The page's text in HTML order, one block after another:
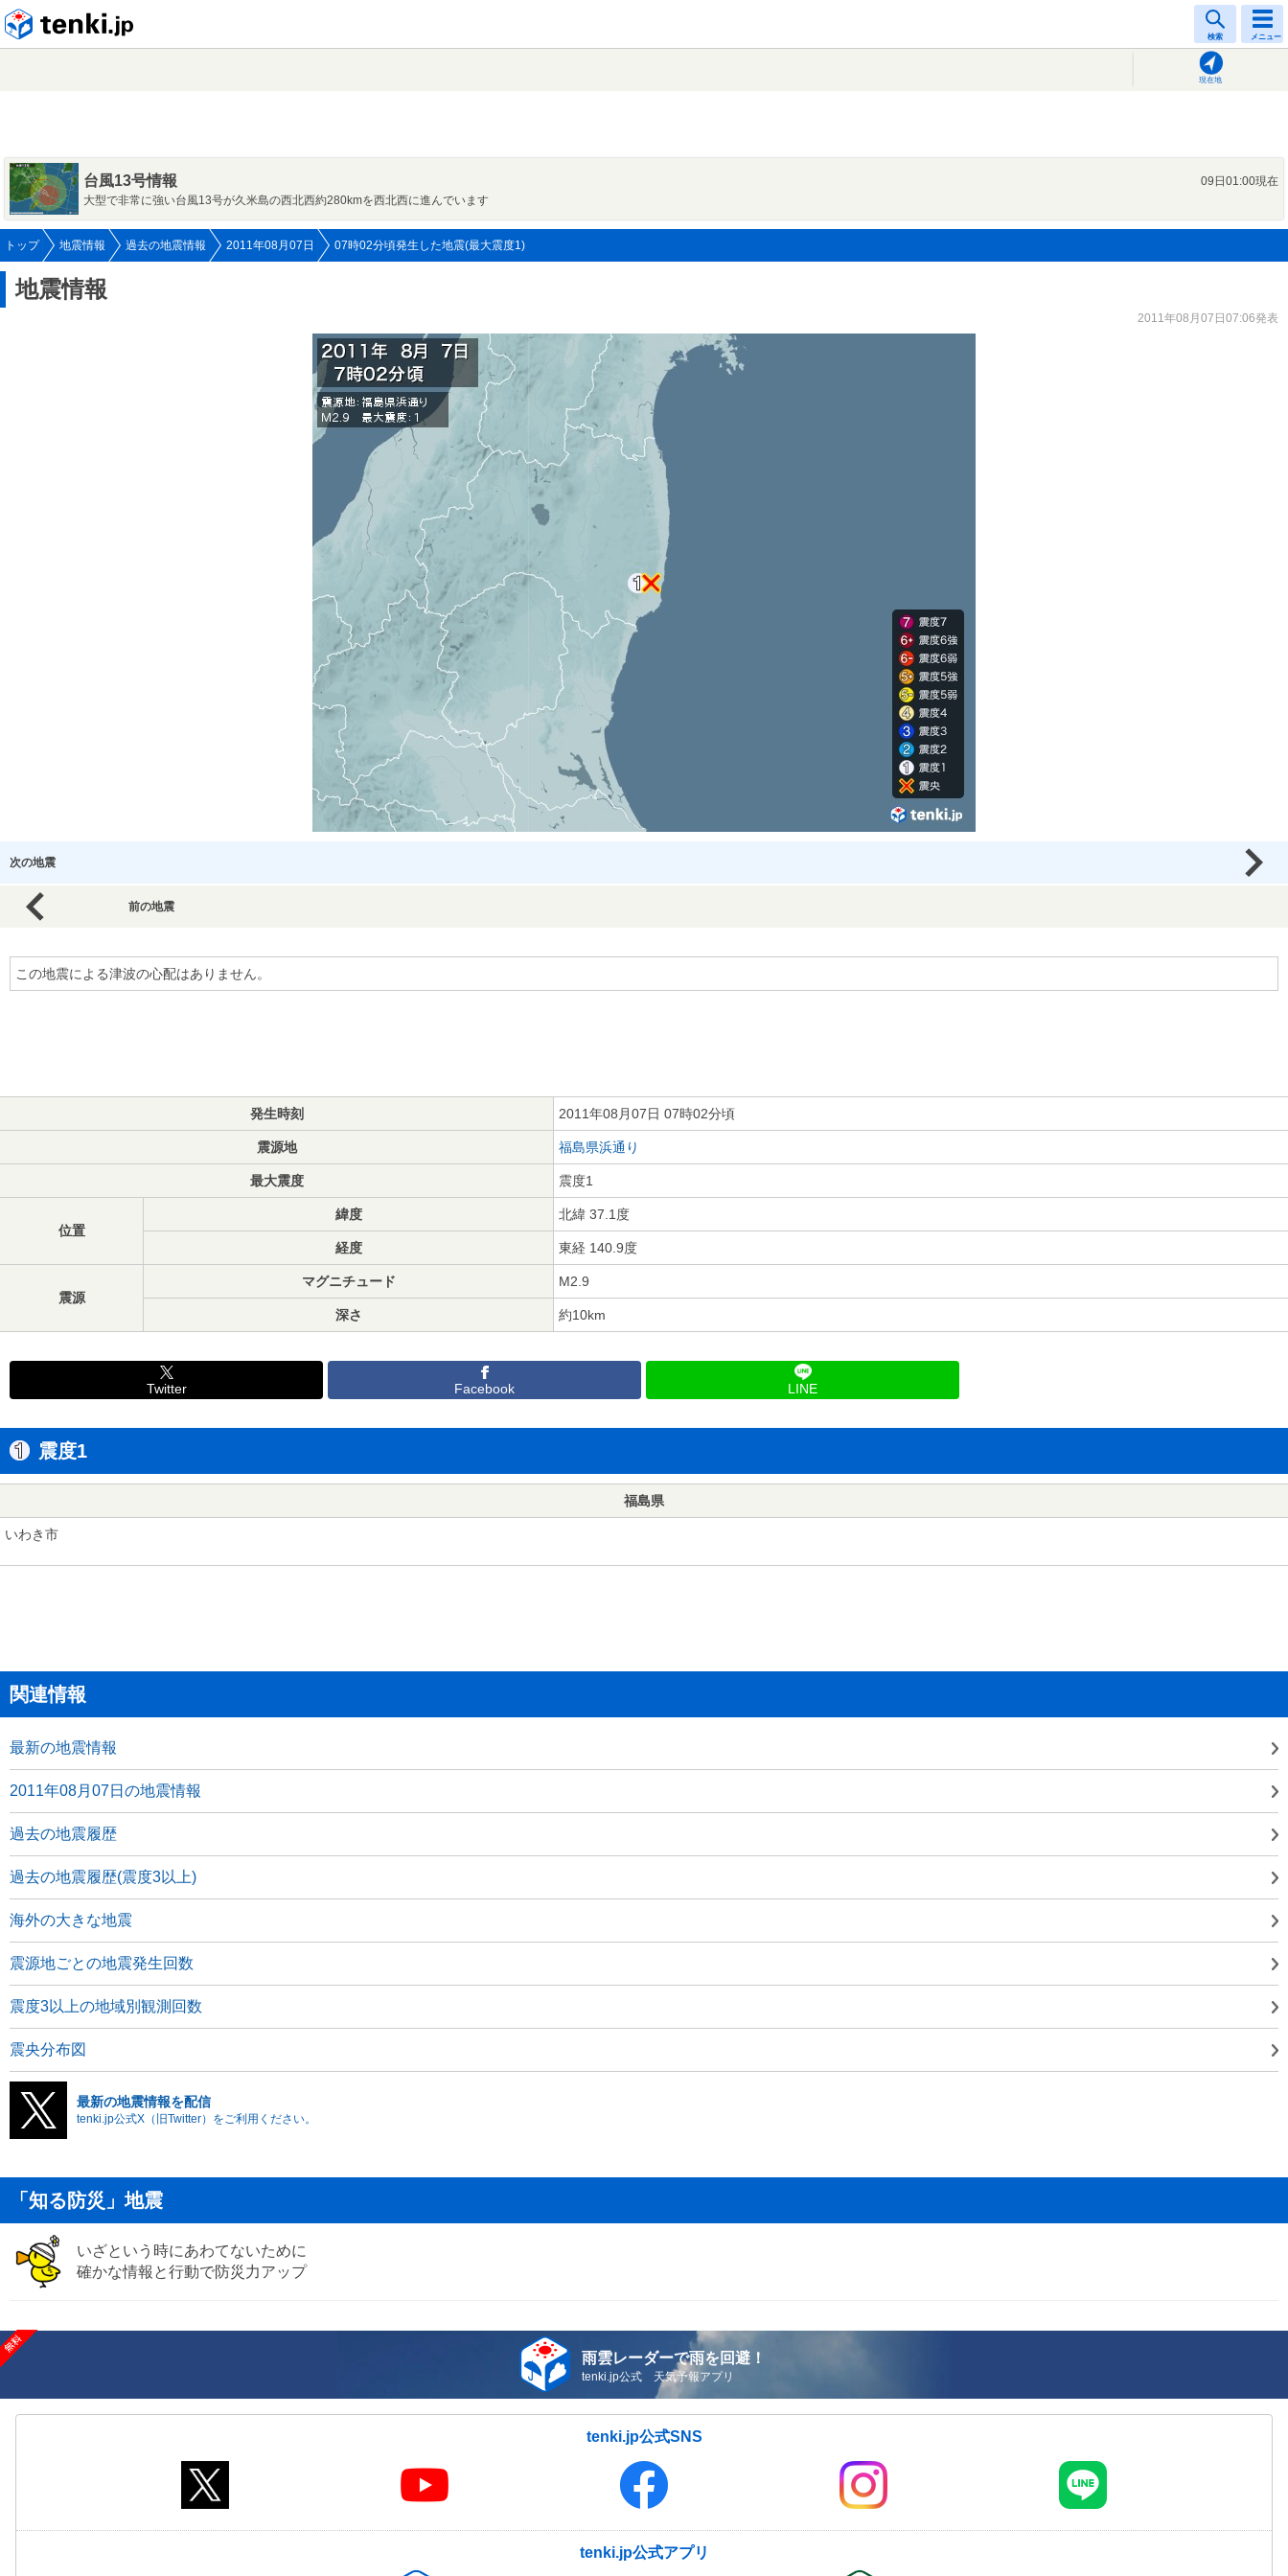
検索 メニュー
現在地
台風13号情報
09日01:00現在
大型で非常に強い台風13号が久米島の西北西約280kmを西北西に進んでいます
トップ 地震情報 過去の地震情報 2011年08月07日 07時02分頃発生した地震(最大震度1)
地震情報
2011年08月07日07:06発表
次の地震
前の地震
この地震による津波の心配はありません。
発生時刻 2011年08月07日 07時02分頃
震源地 福島県浜通り
最大震度 震度1
位置
緯度 北緯 37.1度
経度 東経 140.9度
震源
マグニチュード M2.9
深さ 約10km
Twitter Facebook LINE
震度1
福島県
いわき市
関連情報
最新の地震情報
2011年08月07日の地震情報
過去の地震履歴
過去の地震履歴(震度3以上)
海外の大きな地震
震源地ごとの地震発生回数
震度3以上の地域別観測回数
震央分布図
最新の地震情報を配信
tenki.jp公式X（旧Twitter）をご利用ください。
「知る防災」地震
いざという時にあわてないために
確かな情報と行動で防災力アップ
雨雲レーダーで雨を回避！
tenki.jp公式 天気予報アプリ
tenki.jp公式SNS
tenki.jp公式アプリ